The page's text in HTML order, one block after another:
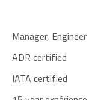
Manager, Engineer
ADR certified
IATA certified